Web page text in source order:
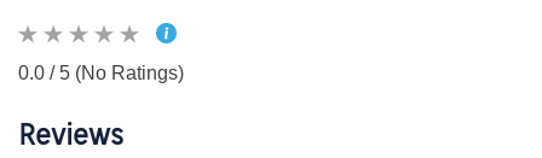
0.0 / 5 (No Ratings)
Reviews